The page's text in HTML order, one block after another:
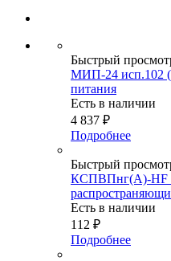
Быстрый
МИП-24 исп.102
питания
Есть в наличии
4 837 ₽
Подробнее
Быстрый
КСПВПнг(А)-HF
Есть в наличии
112 ₽
Подробнее